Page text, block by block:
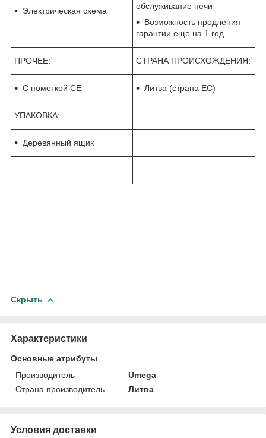
Электрическая схема
обслуживание печи
Возможность продления
гарантии еще на 1 год
ПРОЧЕЕ: СТРАНА ПРОИСХОЖДЕНИЯ:
С пометкой CE Литва (страна ЕС)
УПАКОВКА:
Деревянный ящик
Скрыть
Характеристики
Основные атрибуты
Производитель
Umega
Страна производитель
Литва
Условия доставки